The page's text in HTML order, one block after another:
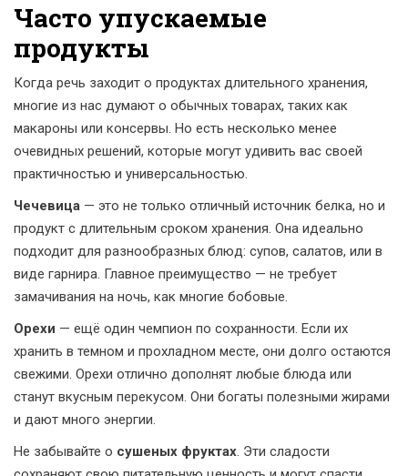
Часто упускаемые
продукты
Когда речь заходит о продуктах длительного хранения,
многие из нас думают о обычных товарах, таких как
макароны или консервы. Но есть несколько менее
очевидных решений, которые могут удивить вас своей
практичностью и универсальностью.
Чечевица — это не только отличный источник белка, но и
продукт с длительным сроком хранения. Она идеально
подходит для разнообразных блюд: супов, салатов, или в
виде гарнира. Главное преимущество — не требует
замачивания на ночь, как многие бобовые.
Орехи — ещё один чемпион по сохранности. Если их
хранить в темном и прохладном месте, они долго остаются
свежими. Орехи отлично дополнят любые блюда или
станут вкусным перекусом. Они богаты полезными жирами
и дают много энергии.
Не забывайте о сушеных фруктах. Эти сладости